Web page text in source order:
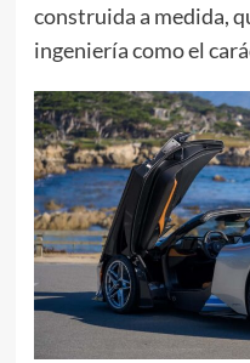
construida a medida,
ingeniería como el